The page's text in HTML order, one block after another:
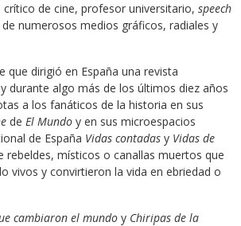
de cine, profesor universitario, speech
numerosos medios gráficos, radiales y
que dirigió en España una revista
durante algo más de los últimos diez años
a los fanáticos de la historia en sus
de El Mundo y en sus microespacios
de España Vidas contadas y Vidas de
rebeldes, místicos o canallas muertos que
vivos y convirtieron la vida en ebriedad o
cambiaron el mundo y Chiripas de la